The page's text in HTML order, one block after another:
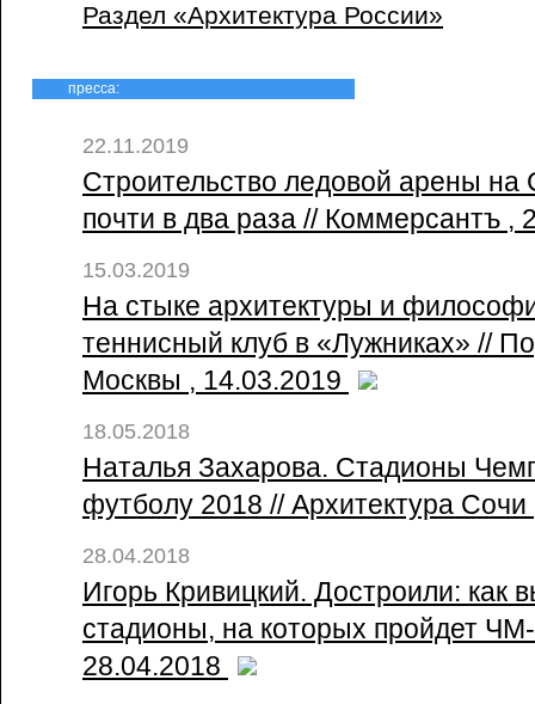
Раздел «Архитектура России»
пресса:
22.11.2019
Строительство ледовой арены на
почти в два раза // Коммерсантъ ,
15.03.2019
На стыке архитектуры и
теннисный клуб в «Лужниках» //
Москвы , 14.03.2019
18.05.2018
Наталья Захарова. Стадионы
футболу 2018 // Архитектура
28.04.2018
Игорь Кривицкий. Достроили: как
стадионы, на которых пройдет
28.04.2018